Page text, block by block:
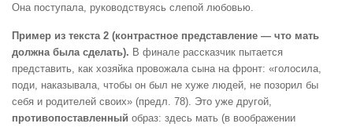
Она поступала, руководствуясь слепой любовью.
Пример из текста 2 (контрастное представление — что мать
должна была сделать). В финале рассказчик пытается
представить, как хозяйка провожала сына на фронт: «голосила,
поди, наказывала, чтобы он был не хуже людей, не позорил бы
себя и родителей своих» (предл. 78). Это уже другой,
противопоставленный образ: здесь мать (в воображении